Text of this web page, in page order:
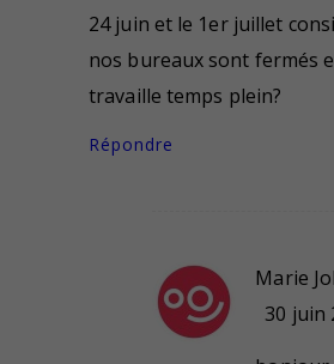
24 juin et le 1er juillet
nos bureaux sont fermés
travaille temps plein?
Répondre
Marie
30 juin